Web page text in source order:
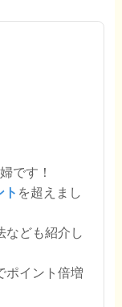
です！
ト を超えまし
ども紹介し
ポイント倍増